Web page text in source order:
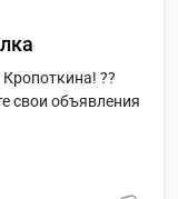
??
свои объявления